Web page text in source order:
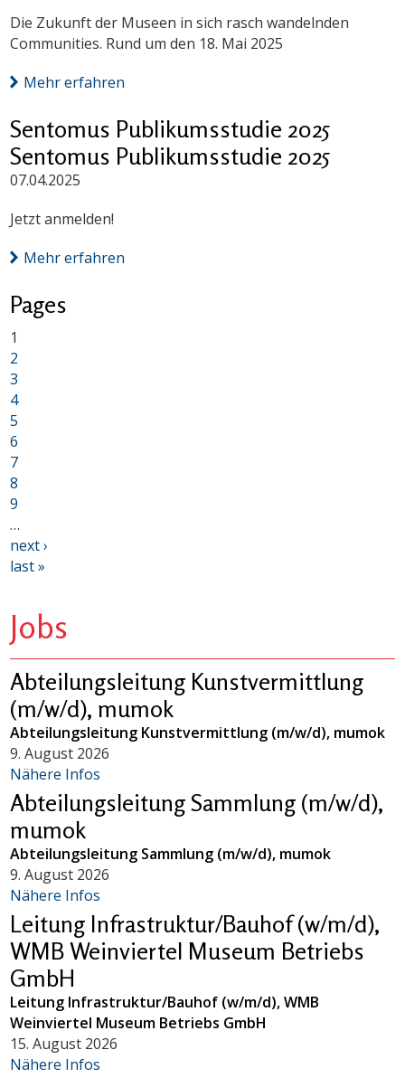
Die Zukunft der Museen in sich rasch wandelnden
Communities. Rund um den 18. Mai 2025
Mehr erfahren
Sentomus Publikumsstudie 2025
Sentomus Publikumsstudie 2025
07.04.2025
Jetzt anmelden!
Mehr erfahren
Pages
1
2
3
4
5
6
7
8
9
…
next ›
last »
Jobs
Abteilungsleitung Kunstvermittlung
(m/w/d), mumok
Abteilungsleitung Kunstvermittlung (m/w/d), mumok
9. August 2026
Nähere Infos
Abteilungsleitung Sammlung (m/w/d),
mumok
Abteilungsleitung Sammlung (m/w/d), mumok
9. August 2026
Nähere Infos
Leitung Infrastruktur/Bauhof (w/m/d),
WMB Weinviertel Museum Betriebs
GmbH
Leitung Infrastruktur/Bauhof (w/m/d), WMB
Weinviertel Museum Betriebs GmbH
15. August 2026
Nähere Infos